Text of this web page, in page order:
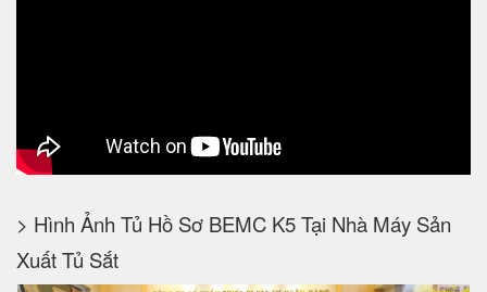
> Hình Ảnh Tủ Hồ Sơ BEMC K5 Tại Nhà Máy Sản
Xuất Tủ Sắt